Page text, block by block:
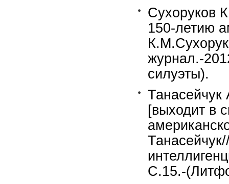
Сухоруков
150-летию
журнал.-
силуэты).
[выходит в
С.15.-